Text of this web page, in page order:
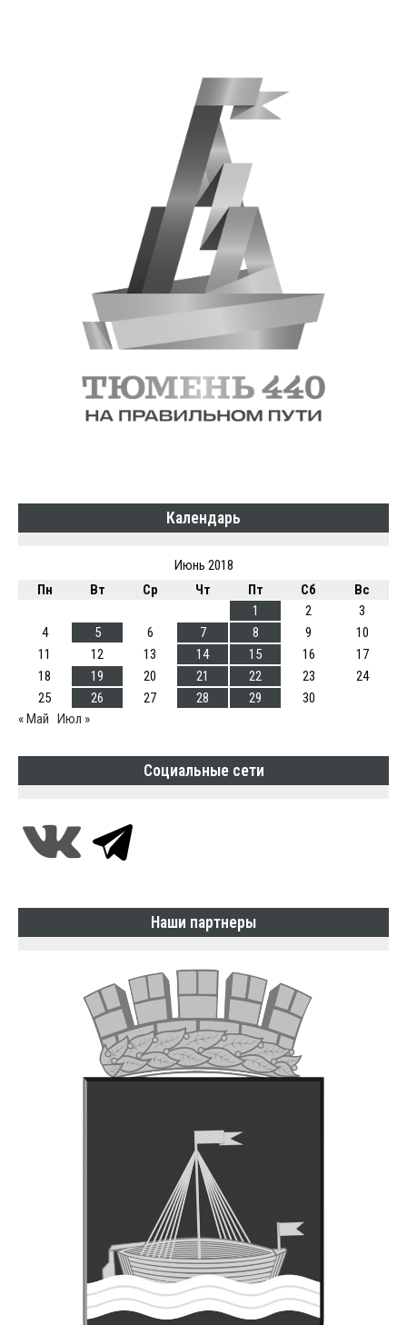
Календарь
Июнь 2018
Пн
Вт Ср Чт Пт Сб
Вс
1
2
3
4
5 6 7 8 9
10
11
12 13 14 15 16
17
18
19 20 21 22 23
24
25
26 27 28 29
30
« Май
Июл »
Социальные сети
Наши партнеры